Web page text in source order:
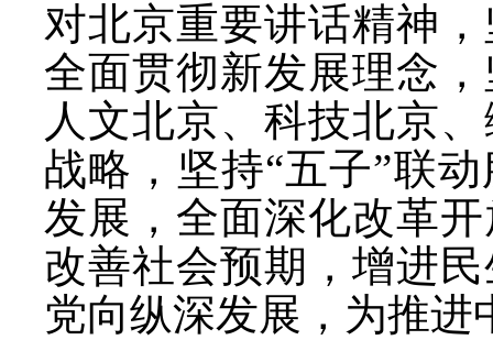
对北京重要讲话精神
全面贯彻新发展理念
人文北京、科技北京
战略，坚持“五子”联
发展，全面深化改革
改善社会预期，增进
党向纵深发展，为推